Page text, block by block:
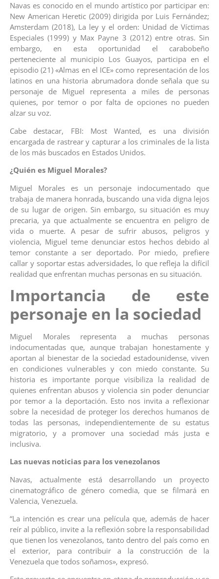
Navas es conocido en el mundo artístico por participar en:
New American Heretic (2009) dirigida por Luis Fernández;
Amsterdam (2018), La ley y el orden: Unidad de Víctimas
Especiales (1999) y Max Payne 3 (2012) entre otras. Sin
embargo, en esta oportunidad el carabobeño
perteneciente al municipio Los Guayos, participa en el
episodio (21) «Almas en el ICE» como representación de los
latinos en una historia abrumadora donde señala que su
personaje de Miguel representa a miles de personas
quienes, por temor o por falta de opciones no pueden
alzar su voz.
Cabe destacar, FBI: Most Wanted, es una división
encargada de rastrear y capturar a los criminales de la lista
de los más buscados en Estados Unidos.
¿Quién es Miguel Morales?
Miguel Morales es un personaje indocumentado que
trabaja de manera honrada, buscando una vida digna lejos
de su lugar de origen. Sin embargo, su situación es muy
precaria, ya que actualmente se encuentra en peligro de
vida o muerte. A pesar de sufrir abusos, peligros y
violencia, Miguel teme denunciar estos hechos debido al
temor constante a ser deportado. Por miedo, prefiere
callar y soportar estas adversidades, lo que refleja la difícil
realidad que enfrentan muchas personas en su situación.
Importancia de este
personaje en la sociedad
Miguel Morales representa a muchas personas
indocumentadas que, aunque trabajan honestamente y
aportan al bienestar de la sociedad estadounidense, viven
en condiciones vulnerables y con miedo constante. Su
historia es importante porque visibiliza la realidad de
quienes enfrentan abusos y violencia sin poder denunciar
por temor a la deportación. Esto nos invita a reflexionar
sobre la necesidad de proteger los derechos humanos de
todas las personas, independientemente de su estatus
migratorio, y a promover una sociedad más justa e
inclusiva.
Las nuevas noticias para los venezolanos
Navas, actualmente está desarrollando un proyecto
cinematográfico de género comedia, que se filmará en
Valencia, Venezuela.
“La intención es crear una película que, además de hacer
reír al público, invite a la reflexión sobre la responsabilidad
que tienen los venezolanos, tanto dentro del país como en
el exterior, para contribuir a la construcción de la
Venezuela que todos soñamos», expresó.